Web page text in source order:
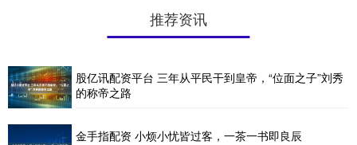
推荐资讯
股亿讯配资平台 三年从平民干到皇帝，“位面之子”刘秀
的称帝之路
金手指配资 小烦小忧皆过客，一茶一书即良辰